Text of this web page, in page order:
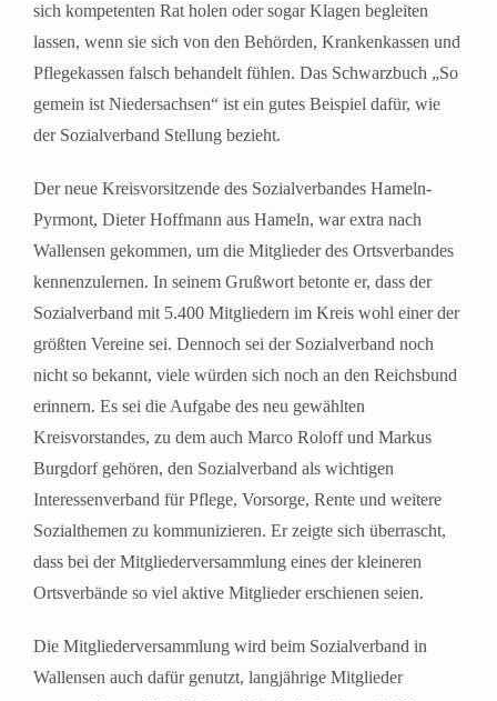
sich kompetenten Rat holen oder sogar Klagen begleiten
lassen, wenn sie sich von den Behörden, Krankenkassen und
Pflegekassen falsch behandelt fühlen. Das Schwarzbuch „So
gemein ist Niedersachsen“ ist ein gutes Beispiel dafür, wie
der Sozialverband Stellung bezieht.
Der neue Kreisvorsitzende des Sozialverbandes Hameln-
Pyrmont, Dieter Hoffmann aus Hameln, war extra nach
Wallensen gekommen, um die Mitglieder des Ortsverbandes
kennenzulernen. In seinem Grußwort betonte er, dass der
Sozialverband mit 5.400 Mitgliedern im Kreis wohl einer der
größten Vereine sei. Dennoch sei der Sozialverband noch
nicht so bekannt, viele würden sich noch an den Reichsbund
erinnern. Es sei die Aufgabe des neu gewählten
Kreisvorstandes, zu dem auch Marco Roloff und Markus
Burgdorf gehören, den Sozialverband als wichtigen
Interessenverband für Pflege, Vorsorge, Rente und weitere
Sozialthemen zu kommunizieren. Er zeigte sich überrascht,
dass bei der Mitgliederversammlung eines der kleineren
Ortsverbände so viel aktive Mitglieder erschienen seien.
Die Mitgliederversammlung wird beim Sozialverband in
Wallensen auch dafür genutzt, langjährige Mitglieder